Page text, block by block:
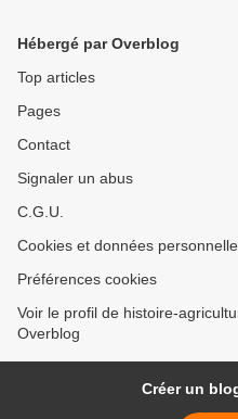
Hébergé par Overblog
Top articles
Pages
Contact
Signaler un abus
C.G.U.
Cookies et données
Préférences cookies
Voir le profil de histoire-
Overblog
Créer un